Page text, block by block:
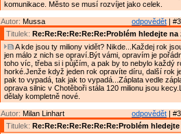
komunikace. Město se musí rozvíjet jako celek.
odpovědět |
Autor: Mussa
Titulek: Re:Re:Re:Re:Re:Re:Problém hledejte na
A kde jsou ty miliony vidět? Nikde...Každej rok
jen málo z nich se opraví.Být vámi, opravím je
toho víc, třeba si i půjčím, a pak by to nebylo každý
horké.Jenže když jeden rok opravíte díru, další rok
pak to vypadá, tak jak to vypadá...Záplata vedle
oprava silnic v Chotěboři stála 120 milionu jsou
dělaly kompletně nové.
odpovědět |
Autor: Milan Linhart
Titulek: Re:Re:Re:Re:Re:Re:Re:Problém